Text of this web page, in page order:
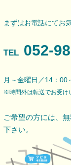
まずはお電話にてお
TEL 052-
月～金曜日／14：00
※時間外は転送でお受け
ご希望の方には、
下さい。